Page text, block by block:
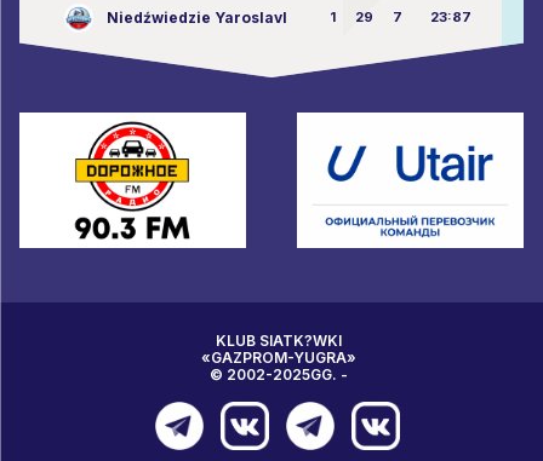
Niedźwiedzie Yaroslavl 1 29 7 23:87
KLUB SIATK?WKI
«GAZPROM-YUGRA»
© 2002-2025GG. -